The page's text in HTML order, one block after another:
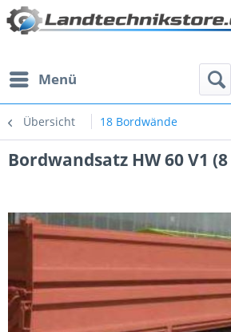
Menü
Übersicht 18 Bordwände
Bordwandsatz HW 60 V1